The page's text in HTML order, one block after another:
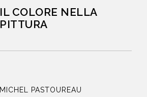
IL COLORE NELLA
PITTURA
MICHEL PASTOUREAU